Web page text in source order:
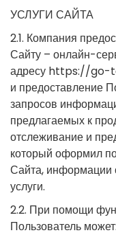
УСЛУГИ САЙТА
2.1. Компания
Сайту – онлайн-
адресу https://go-
и предоставление
запросов
предлагаемых к
отслеживание и
который оформил
Сайта, информации
услуги.
2.2. При помощи
Пользователь может: